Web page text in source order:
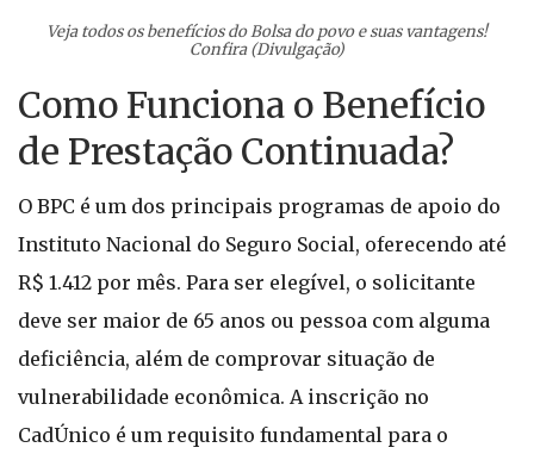
Veja todos os benefícios do Bolsa do povo e suas vantagens!
Confira (Divulgação)
Como Funciona o Benefício
de Prestação Continuada?
O BPC é um dos principais programas de apoio do
Instituto Nacional do Seguro Social, oferecendo até
R$ 1.412 por mês. Para ser elegível, o solicitante
deve ser maior de 65 anos ou pessoa com alguma
deficiência, além de comprovar situação de
vulnerabilidade econômica. A inscrição no
CadÚnico é um requisito fundamental para o